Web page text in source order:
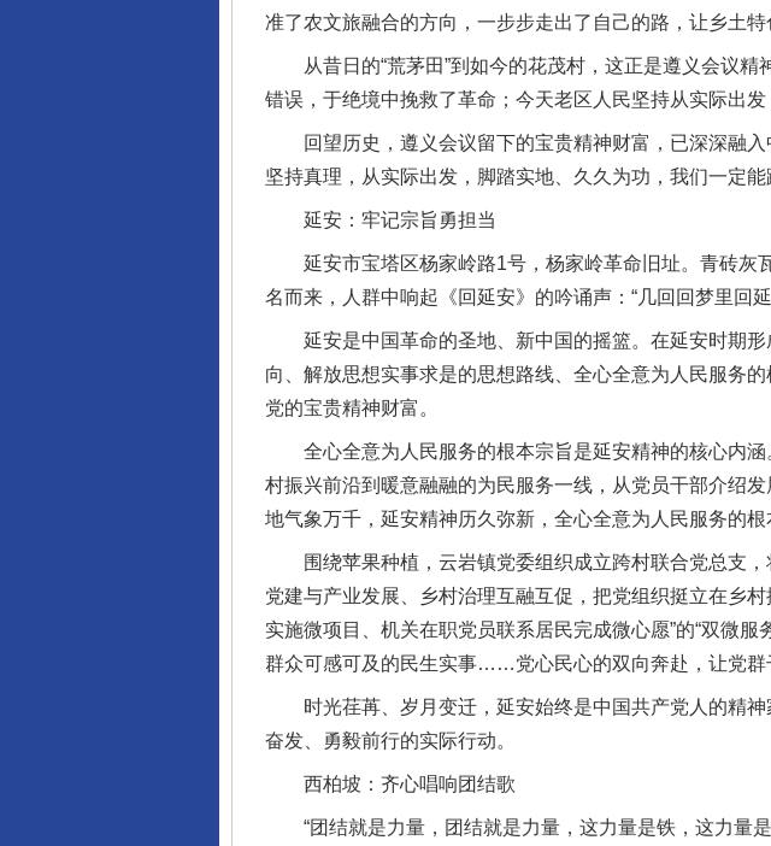
准了农文旅融合的方向，一步步走出了自己的路，让乡土特
从昔日的“荒茅田”到如今的花茂村，这正是遵义会议精
错误，于绝境中挽救了革命；今天老区人民坚持从实际出发
回望历史，遵义会议留下的宝贵精神财富，已深深融入
坚持真理，从实际出发，脚踏实地、久久为功，我们一定
延安：牢记宗旨勇担当
延安市宝塔区杨家岭路1号，杨家岭革命旧址。青砖灰
名而来，人群中响起《回延安》的吟诵声：“几回回梦里回
延安是中国革命的圣地、新中国的摇篮。在延安时期形
向、解放思想实事求是的思想路线、全心全意为人民服务
党的宝贵精神财富。
全心全意为人民服务的根本宗旨是延安精神的核心内涵
村振兴前沿到暖意融融的为民服务一线，从党员干部介绍
地气象万千，延安精神历久弥新，全心全意为人民服务的
围绕苹果种植，云岩镇党委组织成立跨村联合党总支，
党建与产业发展、乡村治理互融互促，把党组织挺立在乡
实施微项目、机关在职党员联系居民完成微心愿”的“双微
群众可感可及的民生实事……党心民心的双向奔赴，让党群
时光荏苒、岁月变迁，延安始终是中国共产党人的精神
奋发、勇毅前行的实际行动。
西柏坡：齐心唱响团结歌
“团结就是力量，团结就是力量，这力量是铁，这力量